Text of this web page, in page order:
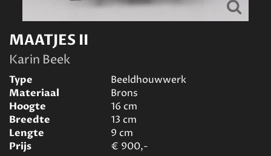
MAATJES II
Karin Beek
Type
Beeldhouwwerk
Materiaal
Brons
Hoogte
16 cm
Breedte
13 cm
Lengte
9 cm
Prijs
€ 900,-